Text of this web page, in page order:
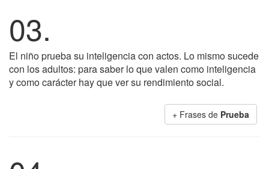
03.
El niño prueba su inteligencia con actos. Lo mismo sucede
con los adultos: para saber lo que valen como inteligencia
y como carácter hay que ver su rendimiento social.
+ Frases de Prueba